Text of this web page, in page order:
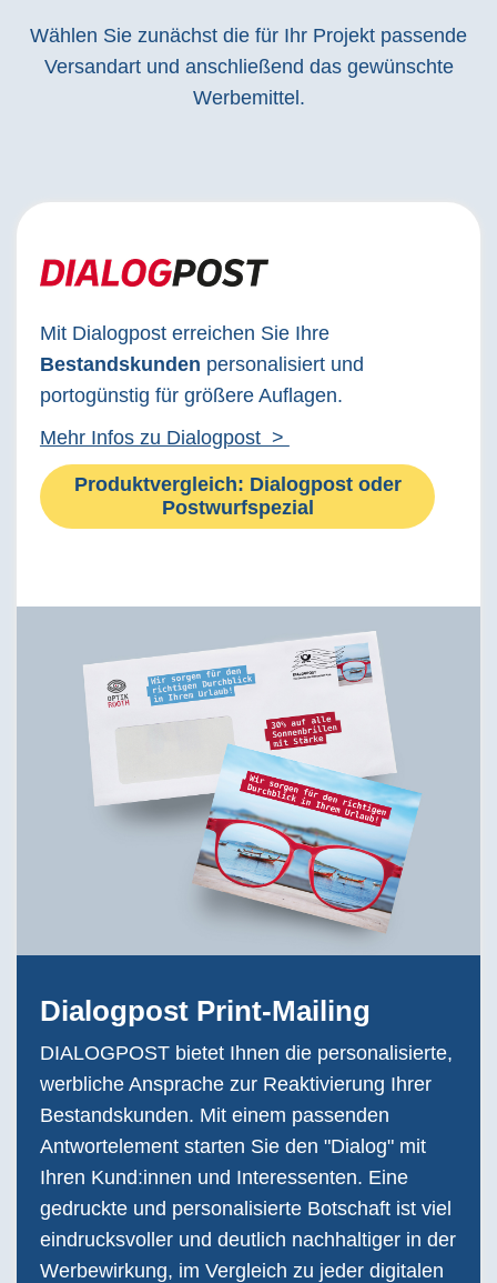
Wählen Sie zunächst die für Ihr Projekt passende
Versandart und anschließend das gewünschte
Werbemittel.
Mit Dialogpost erreichen Sie Ihre
Bestandskunden personalisiert und
portogünstig für größere Auflagen.
Mehr Infos zu Dialogpost >
Produktvergleich: Dialogpost oder
Postwurfspezial
Dialogpost Print-Mailing
DIALOGPOST bietet Ihnen die personalisierte,
werbliche Ansprache zur Reaktivierung Ihrer
Bestandskunden. Mit einem passenden
Antwortelement starten Sie den "Dialog" mit
Ihren Kund:innen und Interessenten. Eine
gedruckte und personalisierte Botschaft ist viel
eindrucksvoller und deutlich nachhaltiger in der
Werbewirkung, im Vergleich zu jeder digitalen